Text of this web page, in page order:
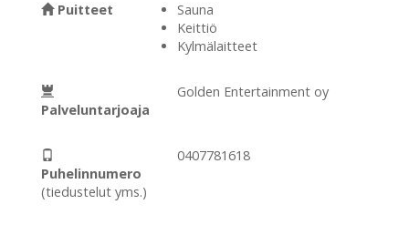
Puitteet
Sauna
Keittiö
Kylmälaitteet
Palveluntarjoaja
Golden Entertainment oy
Puhelinnumero
(tiedustelut yms.)
0407781618